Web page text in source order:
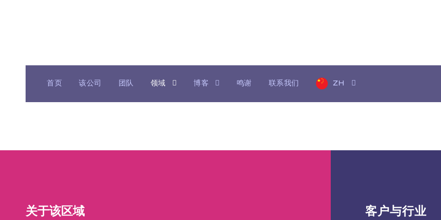
首页 该公司 团队 领域 博客 鸣谢 联系我们 ZH
金融与银行业
关于该区域 客户与行业